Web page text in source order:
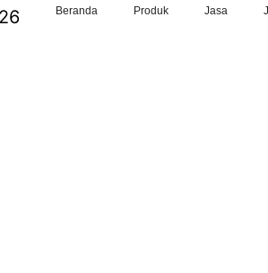
Beranda Produk Jasa